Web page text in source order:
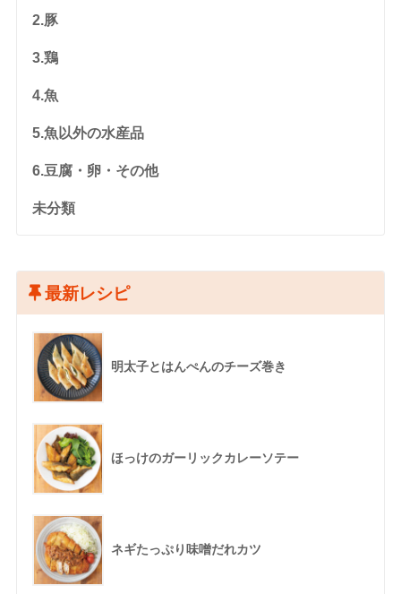
2.豚
3.鶏
4.魚
5.魚以外の水産品
6.豆腐・卵・その他
未分類
最新レシピ
明太子とはんぺんのチーズ巻き
ほっけのガーリックカレーソテー
ネギたっぷり味噌だれカツ